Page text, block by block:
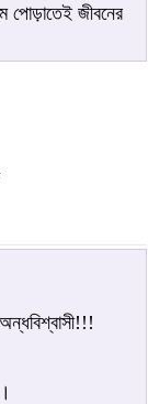
পোড়াতেই জীবনের